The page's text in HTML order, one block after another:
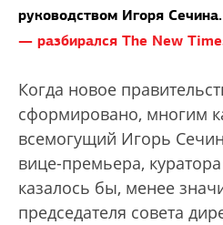
руководством Игоря Сечина.
— разбирался The New
Когда новое
сформировано, многим
всемогущий Игорь
вице-премьера,
казалось бы, менее
председателя совета